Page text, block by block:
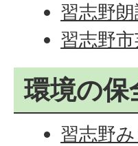
習志野朗
習志野
環境の保
習志野